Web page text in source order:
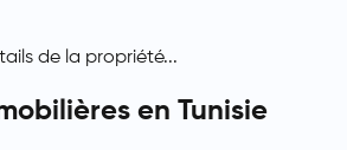
de la propriété...
en Tunisie